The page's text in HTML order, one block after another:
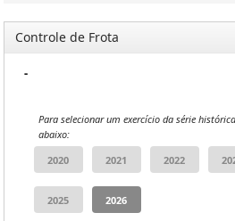
Controle de Frota
-
Para selecionar um exercício da série
abaixo: